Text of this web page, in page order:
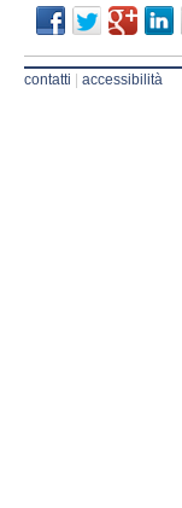
contatti accessibilità